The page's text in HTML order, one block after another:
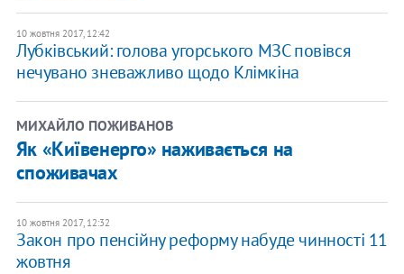
10 жовтня 2017, 12:42
Лубківський: голова угорського МЗС повівся
нечувано зневажливо щодо Клімкіна
МИХАЙЛО ПОЖИВАНОВ
Як «Київенерго» наживається на
споживачах
10 жовтня 2017, 12:32
Закон про пенсійну реформу набуде чинності 11
жовтня